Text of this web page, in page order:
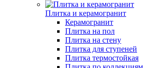
Плитка и керамогранит
Керамогранит
Плитка на пол
Плитка на стену
Плитка для ступеней
Плитка термостойкая